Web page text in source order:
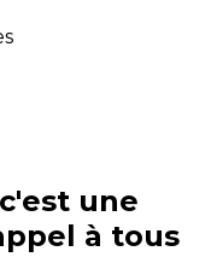
une
à tous